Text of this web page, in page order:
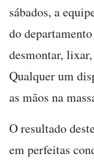
sábados, a
do
desmontar,
Qualquer um
as mãos na
O resultado
em perfeitas